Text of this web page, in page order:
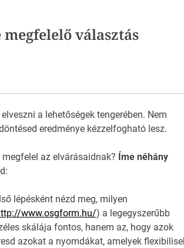
választás
a lehetőségek tengerében. Nem
eredménye kézzelfogható lesz.
az elvárásaidnak? Íme néhány
lépésként nézd meg, milyen
www.osgform.hu/) a legegyszerűbb
skálája fontos, hanem az, hogy azok
azokat a nyomdákat, amelyek